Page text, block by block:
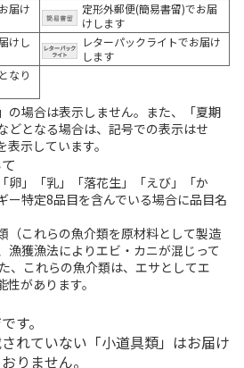
届け
定形外郵便(簡易書留)でお届
けします
けし
レターパックライトでお届け
します
なり
の場合は表示しません。また、「夏期
どとなる場合は、記号での表示はせ
示しています。
卵」「乳」「落花生」「えび」「か
ー特定8品目を含んでいる場合に品目名
（これらの魚介類を原材料として製造
漁獲漁法によりエビ・カニが混じって
、これらの魚介類は、エサとしてエ
があります。
す。
れていない「小道具類」はお届け
りません。